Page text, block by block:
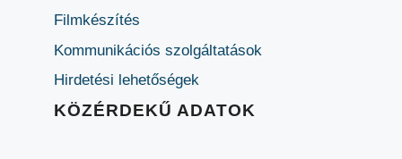
Filmkészítés
Kommunikációs szolgáltatások
Hirdetési lehetőségek
KÖZÉRDEKŰ ADATOK